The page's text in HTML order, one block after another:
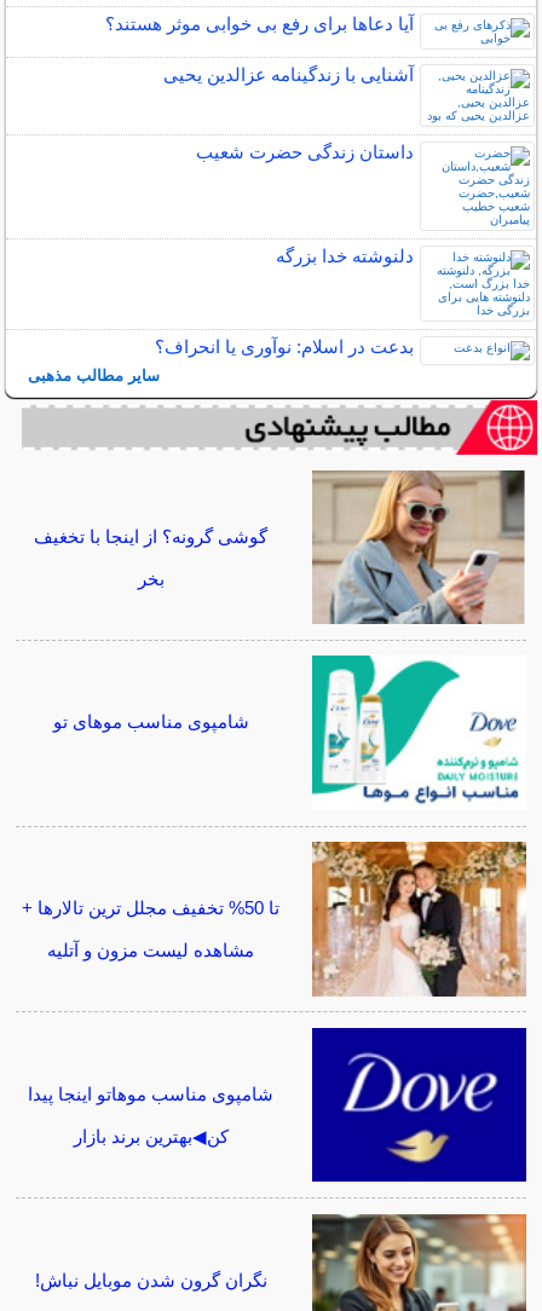
آیا دعاها برای رفع بی خوابی موثر هستند؟
آشنایی با زندگینامه عزالدین یحیی
داستان زندگی حضرت شعیب
دلنوشته خدا بزرگه
بدعت در اسلام: نوآوری یا انحراف؟
سایر مطالب مذهبی
گوشی گرونه؟ از اینجا با تخغیف
بخر
شامپوی مناسب موهای تو
تا 50% تخفیف مجلل ترین تالارها +
مشاهده لیست مزون و آتلیه
شامپوی مناسب موهاتو اینجا پیدا
کن◀بهترین برند بازار
نگران گرون شدن موبایل نباش!